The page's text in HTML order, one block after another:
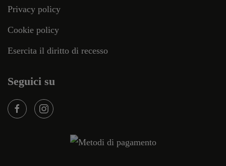
Privacy policy
Cookie policy
Esercita il diritto di recesso
Seguici su